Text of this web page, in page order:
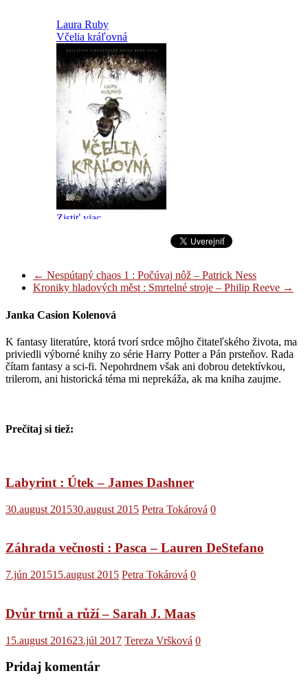
← Nespútaný chaos 1 : Počúvaj nôž – Patrick Ness
Kroniky hladových měst : Smrtelné stroje – Philip Reeve →
Janka Casion Kolenová
K fantasy literatúre, ktorá tvorí srdce môjho čitateľského života, ma
priviedli výborné knihy zo série Harry Potter a Pán prsteňov. Rada
čítam fantasy a sci-fi. Nepohrdnem však ani dobrou detektívkou,
trilerom, ani historická téma mi neprekáža, ak ma kniha zaujme.
Prečítaj si tiež:
Labyrint : Útek – James Dashner
30.august 201530.august 2015 Petra Tokárová 0
Záhrada večnosti : Pasca – Lauren DeStefano
7.jún 201515.august 2015 Petra Tokárová 0
Dvůr trnů a růží – Sarah J. Maas
15.august 201623.júl 2017 Tereza Vršková 0
Pridaj komentár